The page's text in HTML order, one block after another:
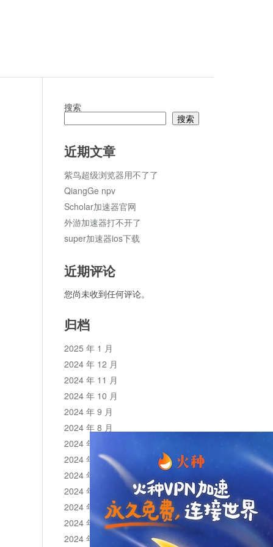
搜索
搜索
近期文章
紫鸟超级浏览器用不了了
QiangGe npv
Scholar加速器官网
外游加速器打不开了
super加速器ios下载
近期评论
您尚未收到任何评论。
归档
2025 年 1 月
2024 年 12 月
2024 年 11 月
2024 年 10 月
2024 年 9 月
2024 年 8 月
2024 年 7 月
2024 年 6 月
2024 年 5 月
2024 年 4 月
2024 年 3 月
2024 年 2 月
2024 年 1 月